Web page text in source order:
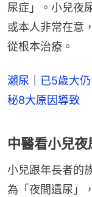
尿症」。小兒夜
或本人非常在意
從根本治療。
瀨尿｜已5歲大
秘8大原因導致
中醫看小兒
小兒跟年長者的
為「夜間遺尿」